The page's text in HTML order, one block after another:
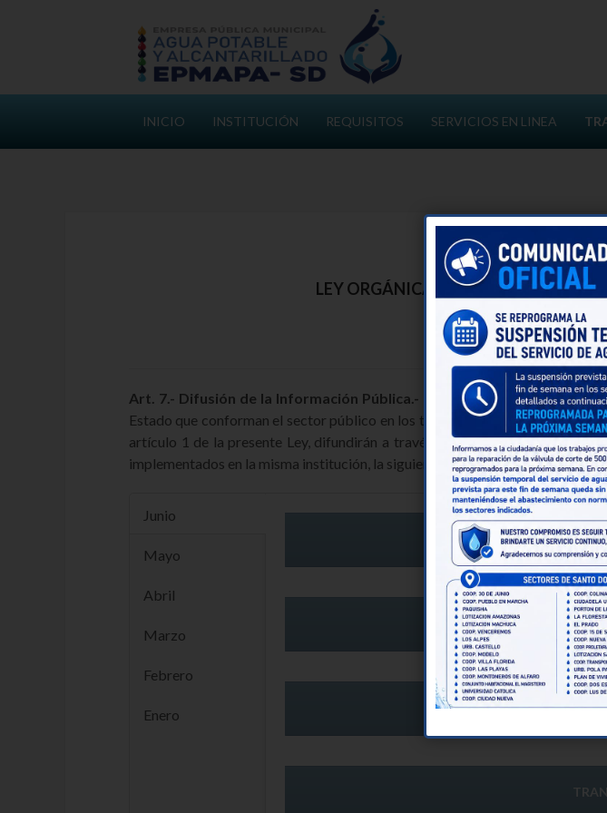
INICIO INSTITUCIÓN REQUISITOS SERVICIOS EN LINEA
LEY ORGÁNICA DE TRANSPARENCIA
Art. 7.- Difusión de la Información Pública.- Por la transparencia en la
Estado que conforman el sector público en los términos de los artículos
artículo 1 de la presente Ley, difundirán a través de un portal de
implementados en la misma institución, la siguiente información mínima
Junio
Mayo
Abril
Marzo
Febrero
Enero